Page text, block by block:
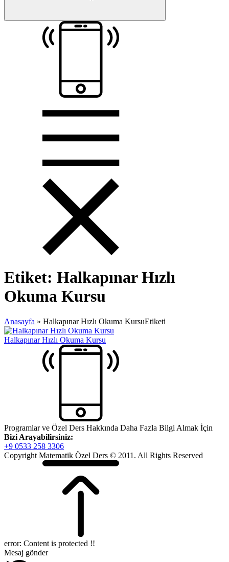
Etiket: Halkapınar Hızlı
Okuma Kursu
Anasayfa » Halkapınar Hızlı Okuma KursuEtiketi
Halkapınar Hızlı Okuma Kursu
Programlar ve Özel Ders Hakkında Daha Fazla Bilgi Almak İçin
Bizi Arayabilirsiniz:
+9 0533 258 3306
Copyright Matematik Özel Ders © 2011. All Rights Reserved
error: Content is protected !!
Mesaj gönder